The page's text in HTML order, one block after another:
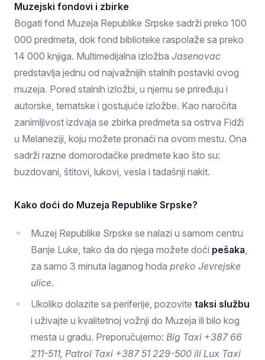
Muzejski fondovi i zbirke
Bogati fond Muzeja Republike Srpske sadrži preko 100
000 predmeta, dok fond biblioteke raspolaže sa preko
14 000 knjiga. Multimedijalna izložba Jasenovac
predstavlja jednu od najvažnijih stalnih postavki ovog
muzeja. Pored stalnih izložbi, u njemu se priređuju i
autorske, tematske i gostujuće izložbe. Kao naročita
zanimljivost izdvaja se zbirka predmeta sa ostrva Fidži
u Melaneziji, koju možete pronaći na ovom mestu. Ona
sadrži razne domorodačke predmete kao što su:
buzdovani, štitovi, lukovi, vesla i tadašnji nakit.
Kako doći do Muzeja Republike Srpske?
Muzej Republike Srpske se nalazi u samom centru
Banje Luke, tako da do njega možete doći pešaka,
za samo 3 minuta laganog hoda preko Jevrejske
ulice.
Ukoliko dolazite sa periferije, pozovite taksi službu
i uživajte u kvalitetnoj vožnji do Muzeja ili bilo kog
mesta u gradu. Preporučujemo: Big Taxi +387 66
211-511, Patrol Taxi +387 51 229-500 ili Lux Taxi